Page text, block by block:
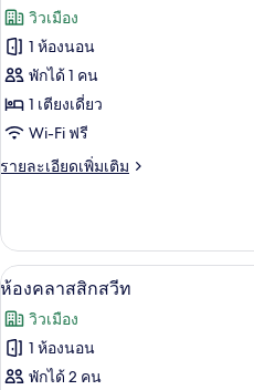
Room
ภาพถ่าย
ทั้งหมด
ของ
ห้อง
สแตนดาร์ด
ซิงเกิล
วิวเมือง
1 ห้องนอน
พักได้ 1 คน
1 เตียงเดี่ยว
Wi-Fi ฟรี
รายละเอียดเพิ่มเติม
ราย
เกี่ยว
กับ
ห้อง
ซิงเกิล
เปิด
ภาพถ่าย
ทั้งหมด
ของ
9
ห้องคลาสสิกสวีท
วิวเมือง
1 ห้องนอน
พักได้ 2 คน